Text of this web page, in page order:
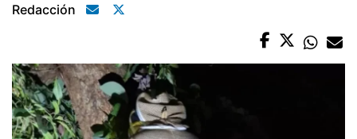
Redacción